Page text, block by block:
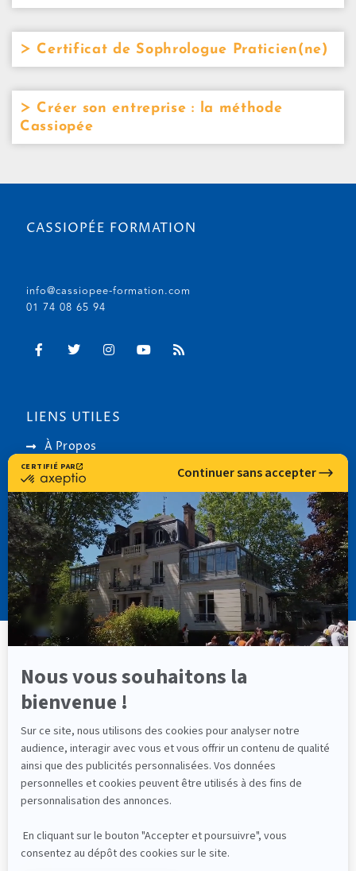
Certificat de Sophrologue Praticien(ne)
Créer son entreprise : la méthode
Cassiopée
CASSIOPÉE FORMATION
info@cassiopee-formation.com
01 74 08 65 94
LIENS UTILES
À Propos
Astéria
RNCP (Service Public)
Mentions Légales
Contactez-nous
© 2000-2026 Institut Cassiopée Formation • RéalisationCHM Conseil